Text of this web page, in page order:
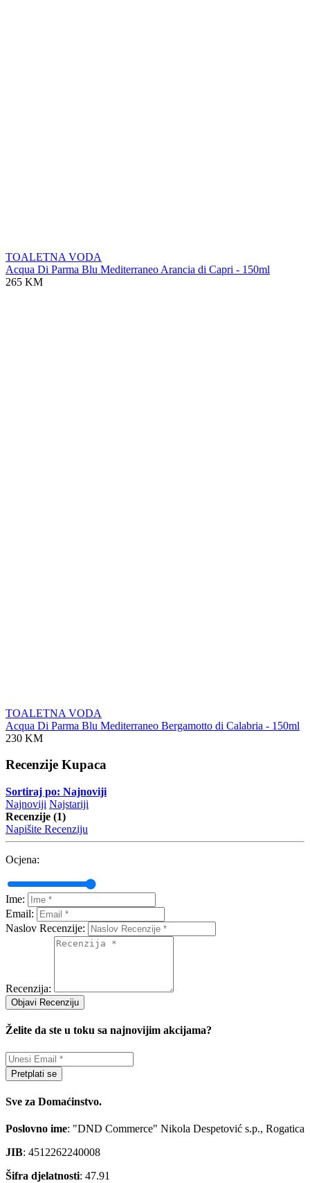
TOALETNA VODA
Acqua Di Parma Blu Mediterraneo Arancia di Capri - 150ml
265 KM
TOALETNA VODA
Acqua Di Parma Blu Mediterraneo Bergamotto di Calabria - 150ml
230 KM
Recenzije Kupaca
Sortiraj po: Najnoviji
Najnoviji Najstariji
Recenzije (1)
Napišite Recenziju
Ocjena:
Ime:
Email:
Naslov Recenzije:
Recenzija:
Objavi Recenziju
Želite da ste u toku sa najnovijim akcijama?
Pretplati se
Sve za Domaćinstvo.
Poslovno ime: "DND Commerce" Nikola Despetović s.p., Rogatica
JIB: 4512262240008
Šifra djelatnosti: 47.91